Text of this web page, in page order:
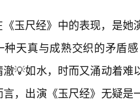
《玉尺经》中的表现，是她
种天真与成熟交织的矛盾
💡如水，时而又涌动着
言，出演《玉尺经》无疑